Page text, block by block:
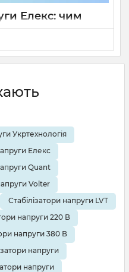
Елекс: чим
Герц і
Укртехнологія
Елекс
Quant
Volter
Стабілізатори напруги LVT
напруги 220 В
напруги 380 В
напруги
напруги